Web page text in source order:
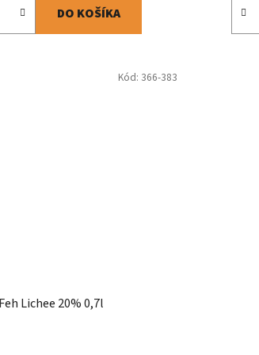
DO KOŠÍKA
Lichee 20% 0,7l
Kód: 366-383